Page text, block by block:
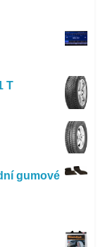
T
gumové